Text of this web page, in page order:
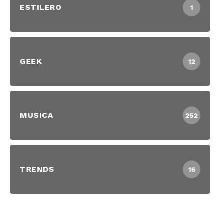
ESTILERO 1
GEEK 12
MUSICA 252
TRENDS 16